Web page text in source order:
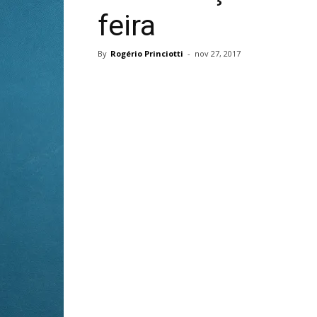
feira
By Rogério Princiotti - nov 27, 2017